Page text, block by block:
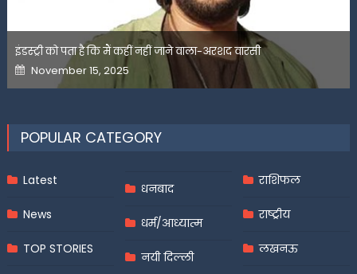
इंडस्ट्री को पता है कि मैं कहीं नहीं जाने वाला-अरशद वारसी
Posted
on
November 15, 2025
POPULAR CATEGORY
Latest
News
TOP STORIES
धनबाद
धर्म/आध्यात्म
नयी दिल्ली
राशिफल
राष्ट्रीय
लखनऊ